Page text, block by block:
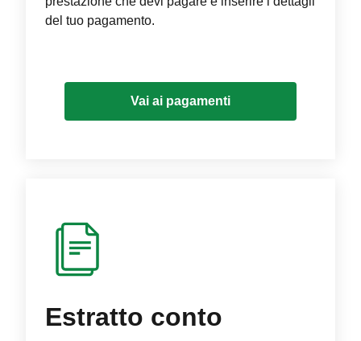
del tuo pagamento.
Vai ai pagamenti
Estratto conto